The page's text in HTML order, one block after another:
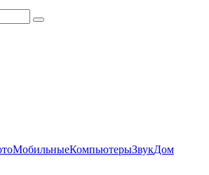
МобильныеКомпьютерыЗвукДом